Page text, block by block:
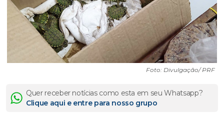
Foto: Divulgação/ PRF
Quer receber notícias como esta em seu Whatsapp?
Clique aqui e entre para nosso grupo